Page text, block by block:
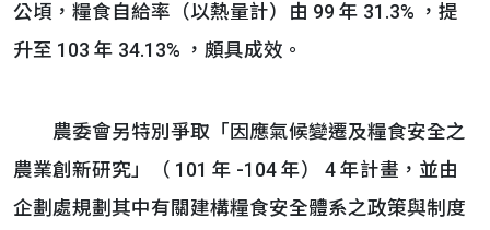
公頃，糧食自給率（以熱量計）由 99 年 31.3% ，提
升至 103 年 34.13% ，頗具成效。
農委會另特別爭取「因應氣候變遷及糧食安全之
農業創新研究」（ 101 年 -104 年） 4 年計畫，並由
企劃處規劃其中有關建構糧食安全體系之政策與制度